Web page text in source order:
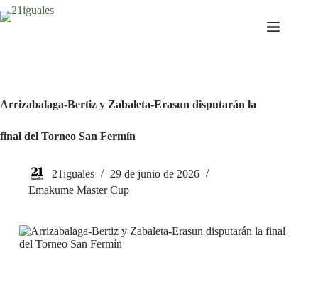
Saltar
al
Arrizabalaga-Bertiz y Zabaleta-Erasun disputarán la
final del Torneo San Fermín
21iguales
29 de junio de 2026
Emakume Master Cup